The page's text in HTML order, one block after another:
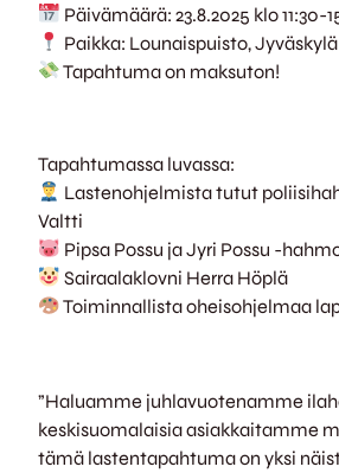
Päivämäärä: 23.8.2025 klo 11:30-
Paikka: Lounaispuisto, Jyväskylä
Tapahtuma on maksuton!
Tapahtumassa luvassa:
Lastenohjelmista tutut
Valtti
Pipsa Possu ja Jyri Possu -
Sairaalaklovni Herra Höplä
Toiminnallista oheisohjelmaa
”Haluamme juhlavuotenamme
keskisuomalaisia asiakkaitamme
tämä lastentapahtuma on yksi